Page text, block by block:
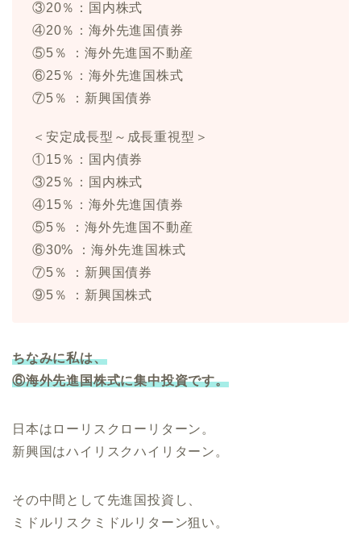
③20％：国内株式
④20％：海外先進国債券
⑤5％ ：海外先進国不動産
⑥25％：海外先進国株式
⑦5％ ：新興国債券
＜安定成長型～成長重視型＞
①15％：国内債券
③25％：国内株式
④15％：海外先進国債券
⑤5％ ：海外先進国不動産
⑥30% ：海外先進国株式
⑦5％ ：新興国債券
⑨5％ ：新興国株式
ちなみに私は、
⑥海外先進国株式に集中投資です。
日本はローリスクローリターン。
新興国はハイリスクハイリターン。
その中間として先進国投資し、
ミドルリスクミドルリターン狙い。